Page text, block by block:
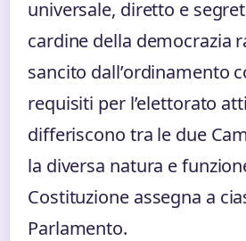
universale, diretto e
cardine della democrazia
sancito dall’ordinamento
requisiti per l’elettorato
differiscono tra le due
la diversa natura e
Costituzione assegna a
Parlamento.